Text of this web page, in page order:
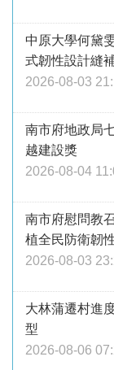
中原大學何黛
式韌性設計縫
2026-08-03
南市府地政局
越建設獎
2026-08-04
南市府慰問教
植全民防衛韌
2026-08-03
大林蒲遷村進
型
2026-08-06